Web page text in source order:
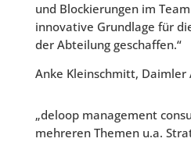
und Blockierungen im
innovative Grundlage für
der Abteilung geschaffen.“
Anke Kleinschmitt, Daimler
„deloop management
mehreren Themen u.a.